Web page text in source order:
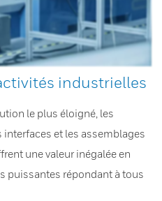
industrielles
le plus éloigné, les
et les assemblages
une valeur inégalée en
puissantes répondant à tous